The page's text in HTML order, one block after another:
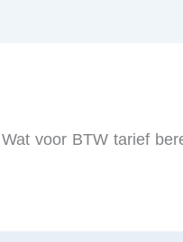
voor BTW tarief